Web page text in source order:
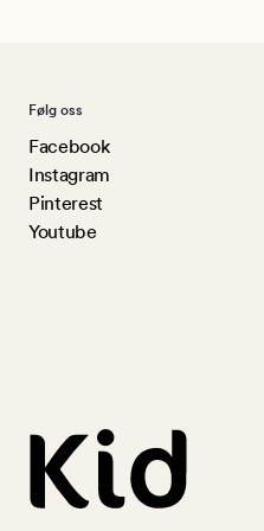
Følg oss
Facebook
Instagram
Pinterest
Youtube